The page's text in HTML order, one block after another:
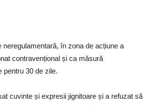
în zona de acțiune a
contravențional și ca măsură
pentru 30 de zile.
cuvinte și expresii jignitoare și a refuzat să